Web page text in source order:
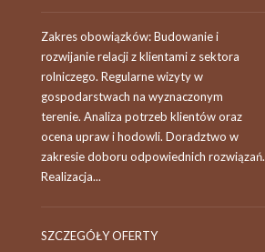
Zakres obowiązków: Budowanie i
rozwijanie relacji z klientami z sektora
rolniczego. Regularne wizyty w
gospodarstwach na wyznaczonym
terenie. Analiza potrzeb klientów oraz
ocena upraw i hodowli. Doradztwo w
zakresie doboru odpowiednich rozwiązań.
Realizacja...
SZCZEGÓŁY OFERTY